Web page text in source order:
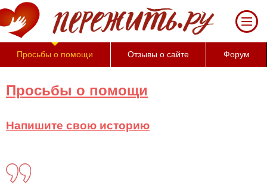
За 50
минут Вы
можете
оценить
тяжесть
состояния
и его
причины
Просьбы о помощи Отзывы о сайте Форум
Просьбы о помощи
Напишите свою историю